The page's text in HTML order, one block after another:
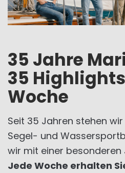
35 Jahre
35
Woche
Seit 35 Jahren stehen
Segel- und
wir mit einer besonderen
Jede Woche erhalten